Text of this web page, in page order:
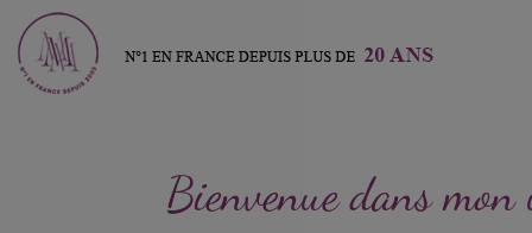
Bienvenue dans mon